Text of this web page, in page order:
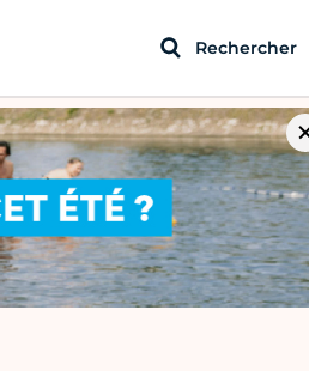
Rechercher